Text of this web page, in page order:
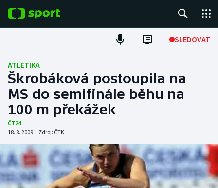
SLEDOVAT
Fotbal
Hokej
Tenis
Atletika
Cyklistika
DALŠÍ SPORTY
ATLETIKA
Škrobáková postoupila na
MS do semifinále běhu na
100 m překážek
ČT24
18. 8. 2009 | Zdroj: ČTK